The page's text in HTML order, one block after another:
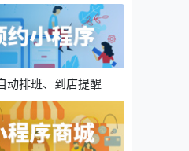
动排班、到店提醒